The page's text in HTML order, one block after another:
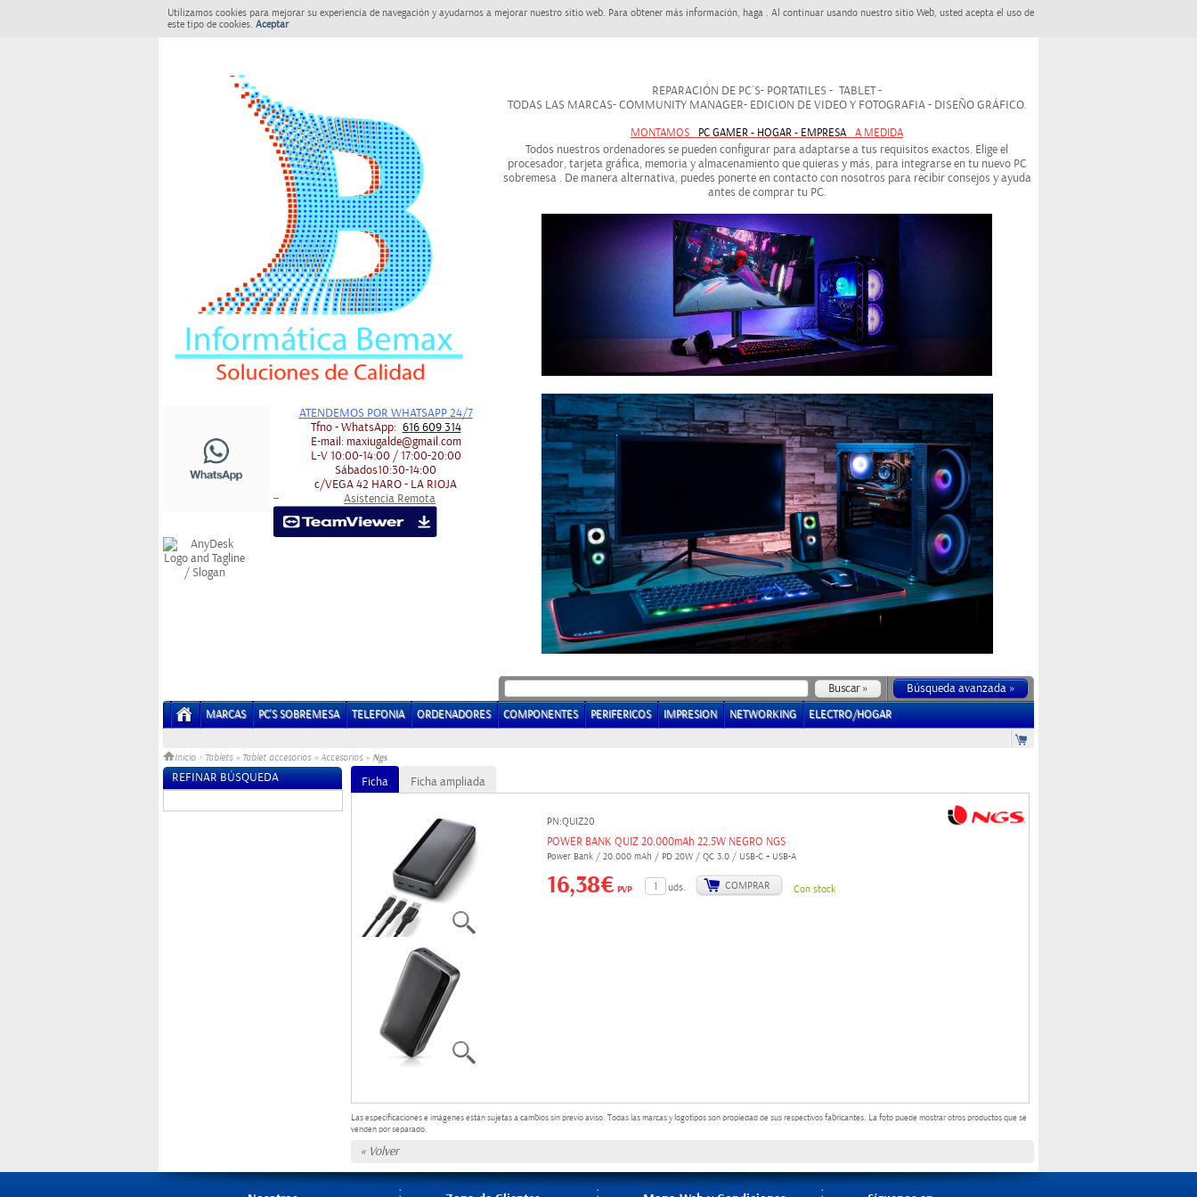
Utilizamos cookies para mejorar su experiencia de navegación y ayudarnos a mejorar nuestro sitio web. Para obtener más información, haga . Al continuar usando nuestro sitio Web, usted acepta el uso de
este tipo de cookies. Aceptar
ATENDEMOS POR WHATSAPP 24/7
Tfno - WhatsApp: 616 609 314
E-mail:maxiugalde@gmail.com
L-V10:00-14:00 / 17:00-20:00
Sábados10:30-14:00
c/VEGA 42 HARO - LA RIOJA
-- Asistencia Remota
REPARACIÓN DE PC´S- PORTATILES - TABLET -
TODAS LAS MARCAS- COMMUNITY MANAGER- EDICION DE VIDEO Y FOTOGRAFIA - DISEÑO GRÁFICO.
MONTAMOS PC GAMER - HOGAR - EMPRESA A MEDIDA
Todos nuestros ordenadores se pueden configurar para adaptarse a tus requisitos exactos. Elige el
procesador, tarjeta gráfica, memoria y almacenamiento que quieras y más, para integrarse en tu nuevo PC
sobremesa . De manera alternativa, puedes ponerte en contacto con nosotros para recibir consejos y ayuda
antes de comprar tu PC.
Búsqueda avanzada »
MARCAS PC'S SOBREMESA TELEFONIA ORDENADORES COMPONENTES PERIFERICOS IMPRESION NETWORKING ELECTRO/HOGAR
Inicio > Tablets » Tablet accesorios » Accesorios » Ngs
REFINAR BÚSQUEDA
Ficha Ficha ampliada
PN:QUIZ20
POWER BANK QUIZ 20.000mAh 22.5W NEGRO NGS
Power Bank / 20.000 mAh / PD 20W / QC 3.0 / USB-C + USB-A
16,38€PVP uds. COMPRAR Con stock
Las especificaciones e imágenes están sujetas a cambios sin previo aviso. Todas las marcas y logotipos son propiedad de sus respectivos fabricantes. La foto puede mostrar otros productos que se
venden por separado.
« Volver